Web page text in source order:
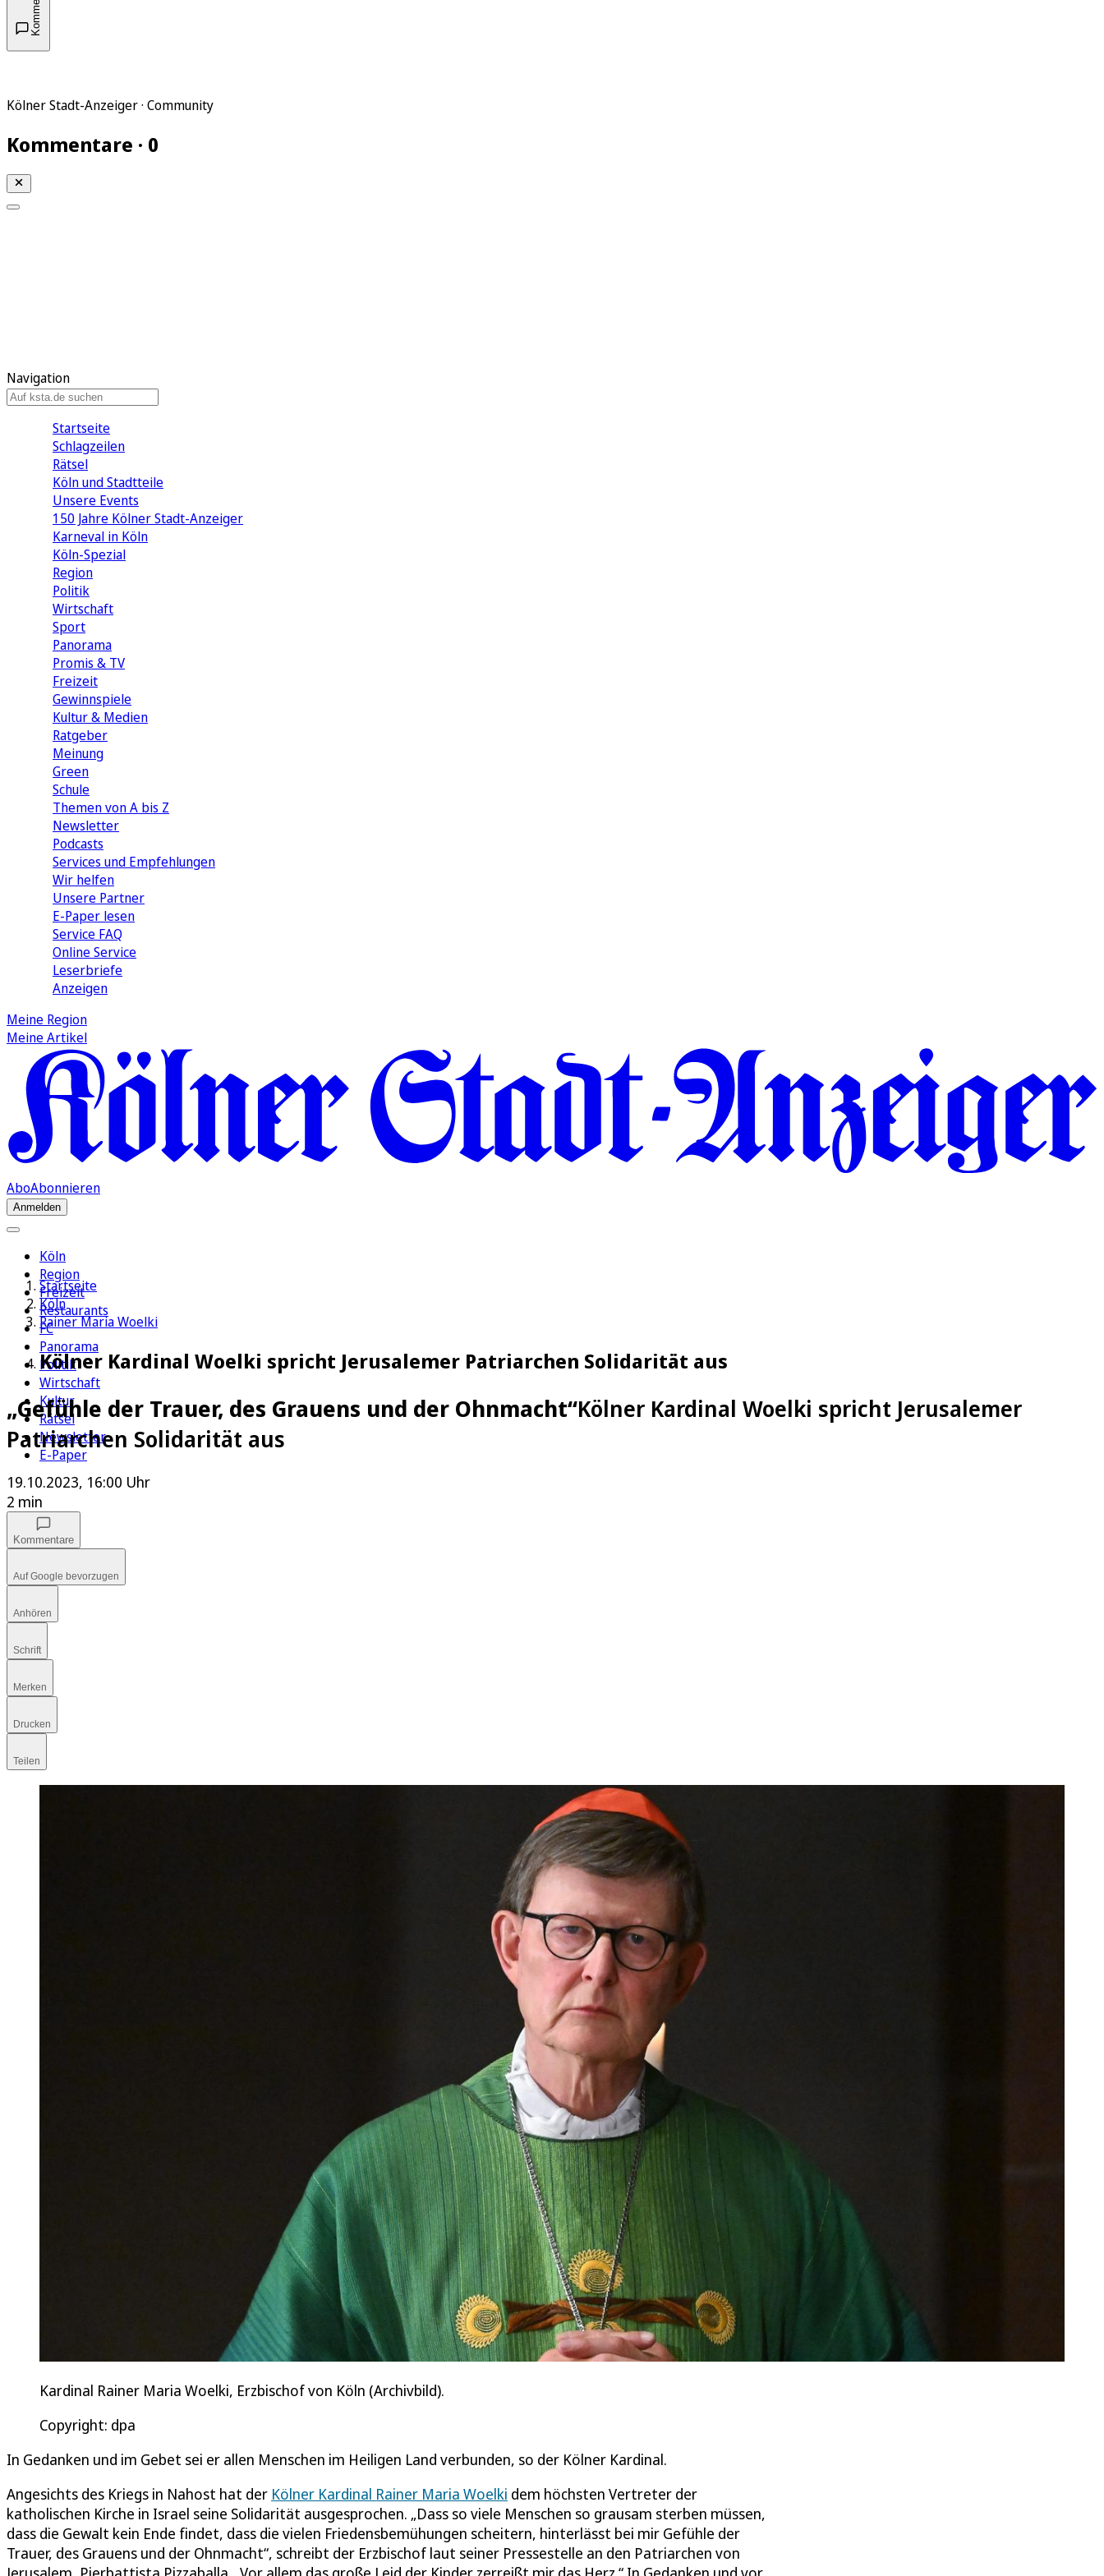
Kölner Stadt-Anzeiger · Community
Kommentare · 0
Navigation
Startseite
Schlagzeilen
Rätsel
Köln und Stadtteile
Unsere Events
150 Jahre Kölner Stadt-Anzeiger
Karneval in Köln
Köln-Spezial
Region
Politik
Wirtschaft
Sport
Panorama
Promis & TV
Freizeit
Gewinnspiele
Kultur & Medien
Ratgeber
Meinung
Green
Schule
Themen von A bis Z
Newsletter
Podcasts
Services und Empfehlungen
Wir helfen
Unsere Partner
E-Paper lesen
Service FAQ
Online Service
Leserbriefe
Anzeigen
Meine Region
Meine Artikel
AboAbonnieren
Anmelden
Köln
Region
Freizeit
Restaurants
FC
Panorama
Politik
Wirtschaft
Kultur
Rätsel
Newsletter
E-Paper
Startseite
Köln
Rainer Maria Woelki
Kölner Kardinal Woelki spricht Jerusalemer Patriarchen Solidarität aus
„Gefühle der Trauer, des Grauens und der Ohnmacht“Kölner Kardinal Woelki spricht Jerusalemer
Patriarchen Solidarität aus
19.10.2023, 16:00 Uhr
2 min
Kommentare
Auf Google bevorzugen
Anhören
Schrift
Merken
Drucken
Teilen
Kardinal Rainer Maria Woelki, Erzbischof von Köln (Archivbild).
Copyright: dpa
In Gedanken und im Gebet sei er allen Menschen im Heiligen Land verbunden, so der Kölner Kardinal.
Angesichts des Kriegs in Nahost hat der Kölner Kardinal Rainer Maria Woelki dem höchsten Vertreter der
katholischen Kirche in Israel seine Solidarität ausgesprochen. „Dass so viele Menschen so grausam sterben müssen,
dass die Gewalt kein Ende findet, dass die vielen Friedensbemühungen scheitern, hinterlässt bei mir Gefühle der
Trauer, des Grauens und der Ohnmacht“, schreibt der Erzbischof laut seiner Pressestelle an den Patriarchen von